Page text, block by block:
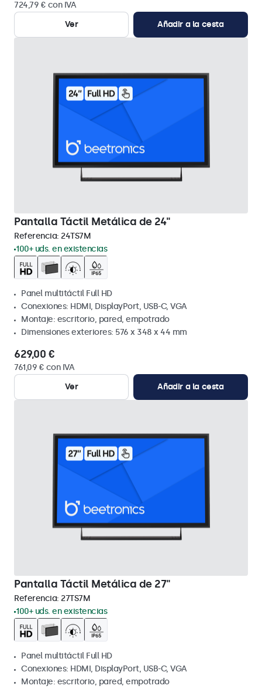
724,79 € con IVA
Ver
Añadir a la cesta
Pantalla Táctil Metálica de 24"
Referencia: 24TS7M
100+ uds. en existencias
Panel multitáctil Full HD
Conexiones: HDMI, DisplayPort, USB-C, VGA
Montaje: escritorio, pared, empotrado
Dimensiones exteriores: 576 x 348 x 44 mm
629,00 €
761,09 € con IVA
Ver
Añadir a la cesta
Pantalla Táctil Metálica de 27"
Referencia: 27TS7M
100+ uds. en existencias
Panel multitáctil Full HD
Conexiones: HDMI, DisplayPort, USB-C, VGA
Montaje: escritorio, pared, empotrado